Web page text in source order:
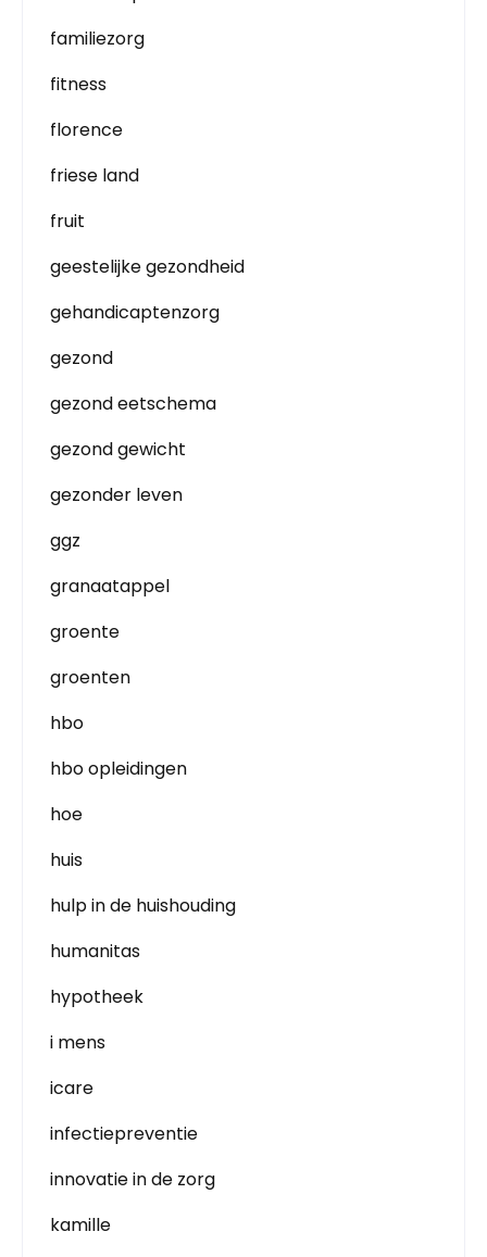
familiezorg
fitness
florence
friese land
fruit
geestelijke gezondheid
gehandicaptenzorg
gezond
gezond eetschema
gezond gewicht
gezonder leven
ggz
granaatappel
groente
groenten
hbo
hbo opleidingen
hoe
huis
hulp in de huishouding
humanitas
hypotheek
i mens
icare
infectiepreventie
innovatie in de zorg
kamille